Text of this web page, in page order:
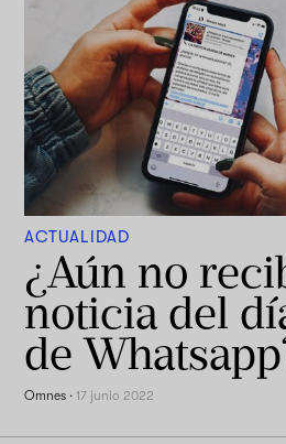
ACTUALIDAD
¿Aún no
noticia del
de
Omnes ·17 junio 2022